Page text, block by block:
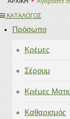
ΚΑΤΑΛΟΓΟΣ
Πρόσωπο
Κρέμες
Σέρουμ
Κρέμες
Καθαρισμός